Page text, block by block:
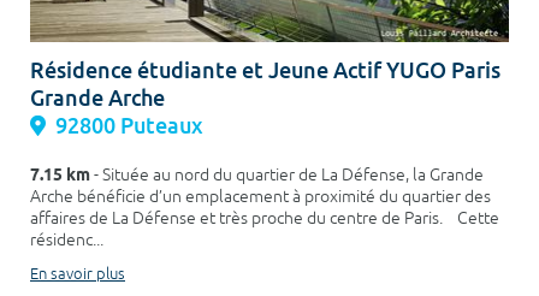
Résidence étudiante et Jeune Actif YUGO Paris
Grande Arche
92800 Puteaux
7.15 km- Située au nord du quartier de La Défense, la Grande
Arche bénéficie d’un emplacement à proximité du quartier des
affaires de La Défense et très proche du centre de Paris. Cette
résidenc...
En savoir plus